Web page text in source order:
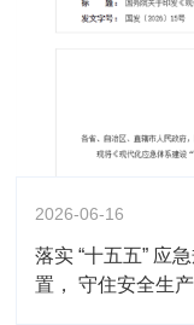
2026-06-16
落实 “十五五” 应
置， 守住安全生